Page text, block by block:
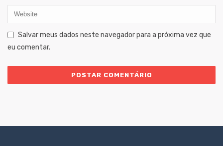
Salvar meus dados neste navegador para a próxima vez que
eu comentar.